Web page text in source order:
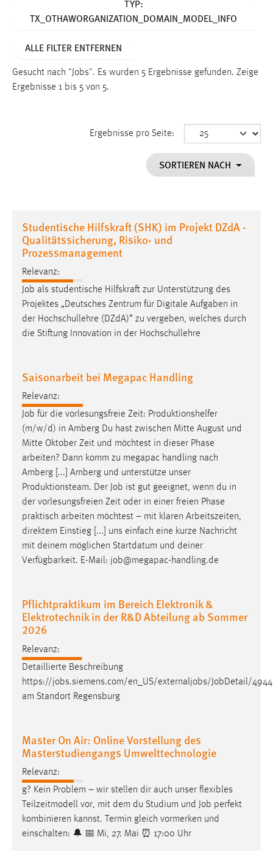
TYP:
TX_OTHAWORGANIZATION_DOMAIN_MODEL_INFO
ALLE FILTER ENTFERNEN
Gesucht nach "Jobs". Es wurden 5 Ergebnisse gefunden. Zeige
Ergebnisse 1 bis 5 von 5.
Ergebnisse pro Seite:
SORTIEREN NACH
Studentische Hilfskraft (SHK) im Projekt DZdA -
Qualitätssicherung, Risiko- und
Prozessmanagement
Relevanz:
Job als studentische Hilfskraft zur Unterstützung des
Projektes „Deutsches Zentrum für Digitale Aufgaben in
der Hochschullehre (DZdA)“ zu vergeben, welches durch
die Stiftung Innovation in der Hochschullehre
Saisonarbeit bei Megapac Handling
Relevanz:
Job für die vorlesungsfreie Zeit: Produktionshelfer
(m/w/d) in Amberg Du hast zwischen Mitte August und
Mitte Oktober Zeit und möchtest in dieser Phase
arbeiten? Dann komm zu megapac handling nach
Amberg [...] Amberg und unterstütze unser
Produktionsteam. Der Job ist gut geeignet, wenn du in
der vorlesungsfreien Zeit oder in einer freien Phase
praktisch arbeiten möchtest – mit klaren Arbeitszeiten,
direktem Einstieg [...] uns einfach eine kurze Nachricht
mit deinem möglichen Startdatum und deiner
Verfügbarkeit. E-Mail: job@megapac-handling.de
Pflichtpraktikum im Bereich Elektronik &
Elektrotechnik in der R&D Abteilung ab Sommer
2026
Relevanz:
Detaillierte Beschreibung
https://jobs.siemens.com/en_US/externaljobs/JobDetail/
am Standort Regensburg
Master On Air: Online Vorstellung des
Masterstudiengangs Umwelttechnologie
Relevanz:
g? Kein Problem – wir stellen dir auch unser flexibles
Teilzeitmodell vor, mit dem du Studium und Job perfekt
kombinieren kannst. Termin gleich vormerken und
einschalten: 🔔 📅 Mi, 27. Mai ⏰ 17:00 Uhr
Notwendige Cookies ermöglichen grundlegende
Funktionen und sind für die einwandfreie Funktion der
Name:
Dieser Cookie speichert die ausgewählten Einverständnis-
Performance
Name:
staticfilecache
Zweck:
Für performante Seitenauslieferung wird in diesem Cookie
gespeichert, ob man eingeloggt ist.
Sprachpräferenz
site-language-preference
Zweck:
Das Cookie speichert die gewählte Sprache der Website.
Cookie Laufzeit:
Chat
Name:
chat-frame-style-5e9dbeb1811c0446
Zweck:
MibewSessionID, mibew-chat-frame-style-
5e9dbeb1811c0446 = Sitzungslaufzeit, mibew_locale = 3
Jahre, MIBEW_UserID = 1 Jahr
Login
Name:
Dieser Cookie ist notwendig um sich an der Website
einloggen zu können.
Cookie Laufzeit:
24 Stunden